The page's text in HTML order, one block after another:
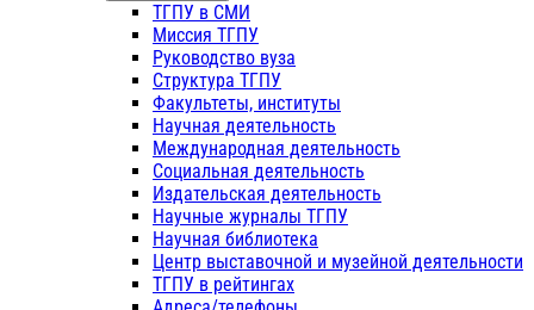
ТГПУ в СМИ
Миссия ТГПУ
Руководство вуза
Структура ТГПУ
Факультеты, институты
Научная деятельность
Международная деятельность
Социальная деятельность
Издательская деятельность
Научные журналы ТГПУ
Научная библиотека
Центр выставочной и музейной деятельности
ТГПУ в рейтингах